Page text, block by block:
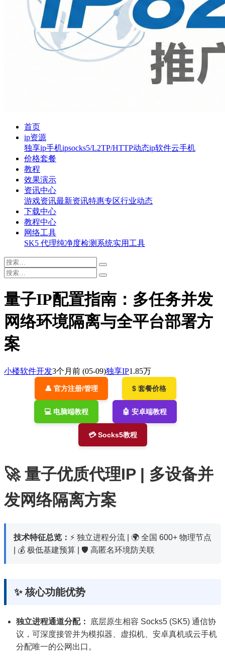
首页
ip资源
独享ip手机ipsocks5/L2TP/HTTP动态ip软件云手机
价格套餐
教程
效果演示
资讯中心
游戏资讯最新资讯特惠专区行业动态
下载中心
教程中心
网络工具
SK5 代理纯净度检测系统实用工具
量子IP配置指南：多任务并发
网络环境隔离与全平台部署方
案
小楼软件开发3个月前 (05-09)独享IP1.85万
👤 官方注册/管理 $ 套餐价格
💻 电脑端教程 🤖 安卓端教程
💳 Socks5教程
🚀 量子优质代理IP | 多设备并
发网络隔离方案
技术特征总览： ⚡ 独立进程分流 | 🌍 全国 600+ 物理节点
| 💰 极低基建预算 | 🛡️ 高匿名环境防关联
✨ 核心功能优势
独立进程通道分配：
底层原生相容 Socks5 (SK5) 通信协
议，可深度接管并为模拟器、虚拟机、安卓真机或云手机
分配唯一的公网出口。